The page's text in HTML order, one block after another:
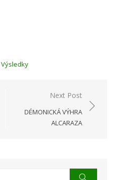
Výsledky
Next Post
DÉMONICKÁ VÝHRA
ALCARAZA